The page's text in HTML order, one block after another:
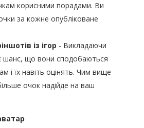
корисними порадами. Ви
за кожне опубліковане
із ігор - Викладаючи
є шанс, що вони сподобаються
і їх навіть оцінять. Чим вище
очок надійде на ваш